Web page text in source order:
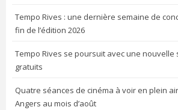
Tempo Rives : une dernière semaine de
fin de l’édition 2026
Tempo Rives se poursuit avec une nouvelle
gratuits
Quatre séances de cinéma à voir en plein
Angers au mois d’août